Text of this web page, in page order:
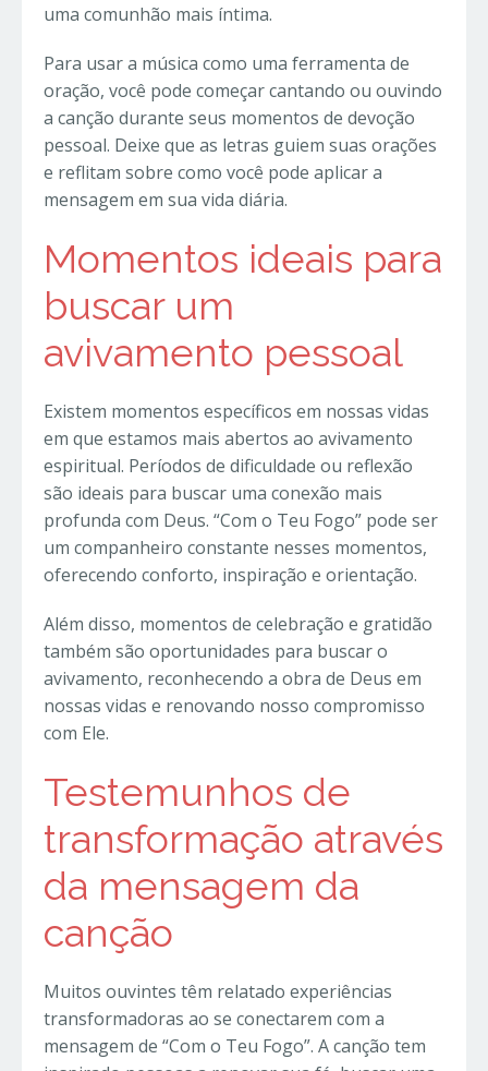
uma comunhão mais íntima.
Para usar a música como uma ferramenta de
oração, você pode começar cantando ou ouvindo
a canção durante seus momentos de devoção
pessoal. Deixe que as letras guiem suas orações
e reflitam sobre como você pode aplicar a
mensagem em sua vida diária.
Momentos ideais para
buscar um
avivamento pessoal
Existem momentos específicos em nossas vidas
em que estamos mais abertos ao avivamento
espiritual. Períodos de dificuldade ou reflexão
são ideais para buscar uma conexão mais
profunda com Deus. “Com o Teu Fogo” pode ser
um companheiro constante nesses momentos,
oferecendo conforto, inspiração e orientação.
Além disso, momentos de celebração e gratidão
também são oportunidades para buscar o
avivamento, reconhecendo a obra de Deus em
nossas vidas e renovando nosso compromisso
com Ele.
Testemunhos de
transformação através
da mensagem da
canção
Muitos ouvintes têm relatado experiências
transformadoras ao se conectarem com a
mensagem de “Com o Teu Fogo”. A canção tem